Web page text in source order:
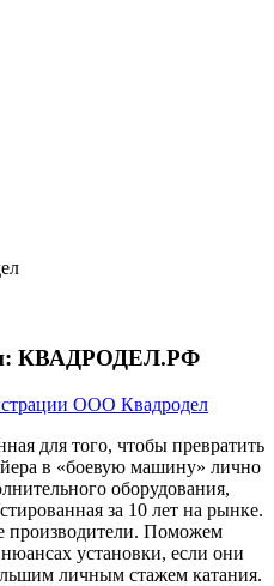
КВАДРОДЕЛ.РФ
для того, чтобы превратить
в «боевую машину» лично
оборудования,
за 10 лет на рынке.
производители. Поможем
установки, если они
личным стажем катания.